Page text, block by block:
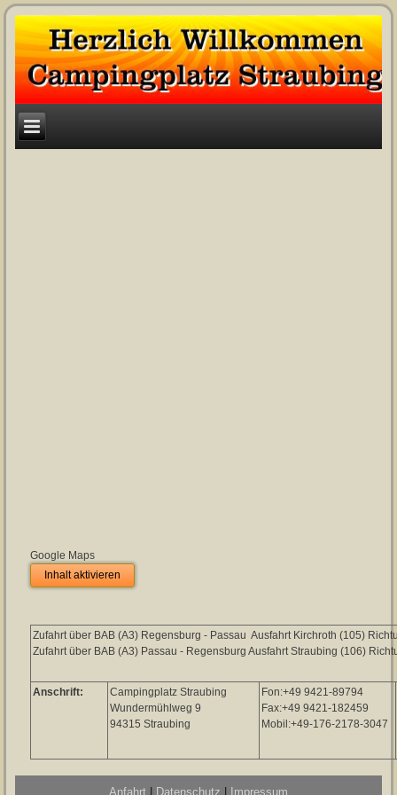
Google Maps
Inhalt aktivieren
Zufahrt über BAB (A3) Regensburg - Passau Ausfahrt Kirchroth (105)
Zufahrt über BAB (A3) Passau - Regensburg Ausfahrt Straubing (106)
Anschrift:
Campingplatz Straubing
Wundermühlweg 9
94315 Straubing
Fon:+49 9421-89794
Fax:+49 9421-182459
Mobil:+49-176-2178-3047
Anfahrt Datenschutz Impressum